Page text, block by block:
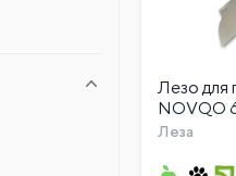
Лезо для
NOVQO
Леза